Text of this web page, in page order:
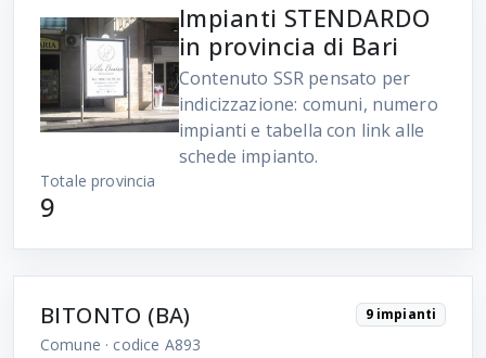
Impianti STENDARDO
in provincia di Bari
Contenuto SSR pensato per
indicizzazione: comuni, numero
impianti e tabella con link alle
schede impianto.
Totale provincia
9
BITONTO (BA)
Comune · codice A893
9 impianti